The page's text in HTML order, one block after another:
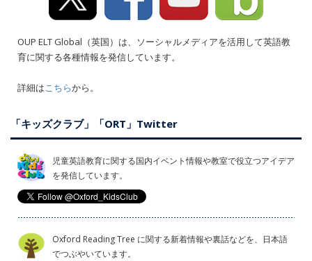
OUP ELT Global（英国）は、ソーシャルメディアを活用して英語教
育に関する各種情報を発信しています。
詳細はこちらから。
「キッズクラブ」「ORT」Twitter
児童英語教育に関する国内イベント情報や教室で役立つアイデア
を発信しています。
Oxford Reading Tree に関する新着情報や裏話などを、日本語
でつぶやいています。